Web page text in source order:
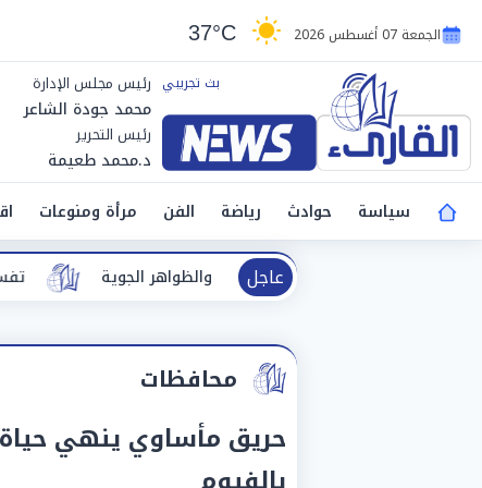
الجمعة 07 أغسطس 2026 37°C
رئيس مجلس الإدارة
محمد جودة الشاعر
رئيس التحرير
د.محمد طعيمة
سياسة
حوادث رياضة الفن مرأة ومنوعات
عاجل
تفسير حلم الطريق..
محافظات
حريق مأساوي ينهي